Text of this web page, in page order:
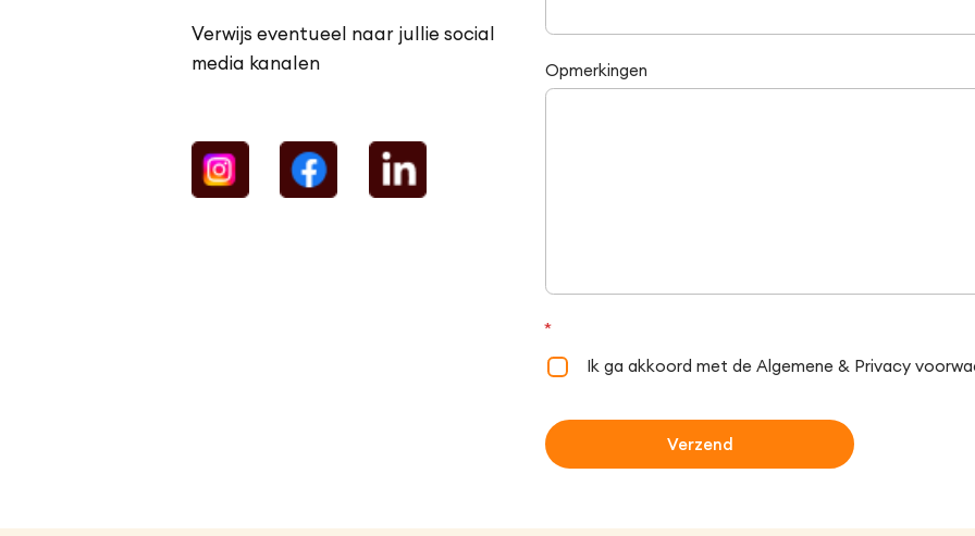
Verwijs eventueel naar jullie social
media kanalen
Opmerkingen
*
Ik ga akkoord met de Algemene & Privacy
Verzend